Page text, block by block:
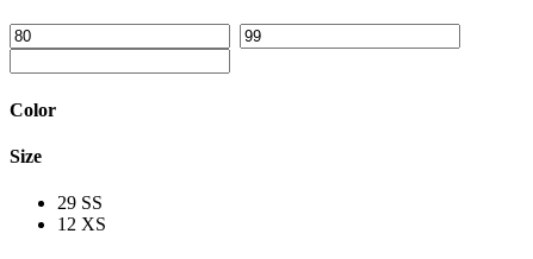
Color
Size
29 SS
12 XS